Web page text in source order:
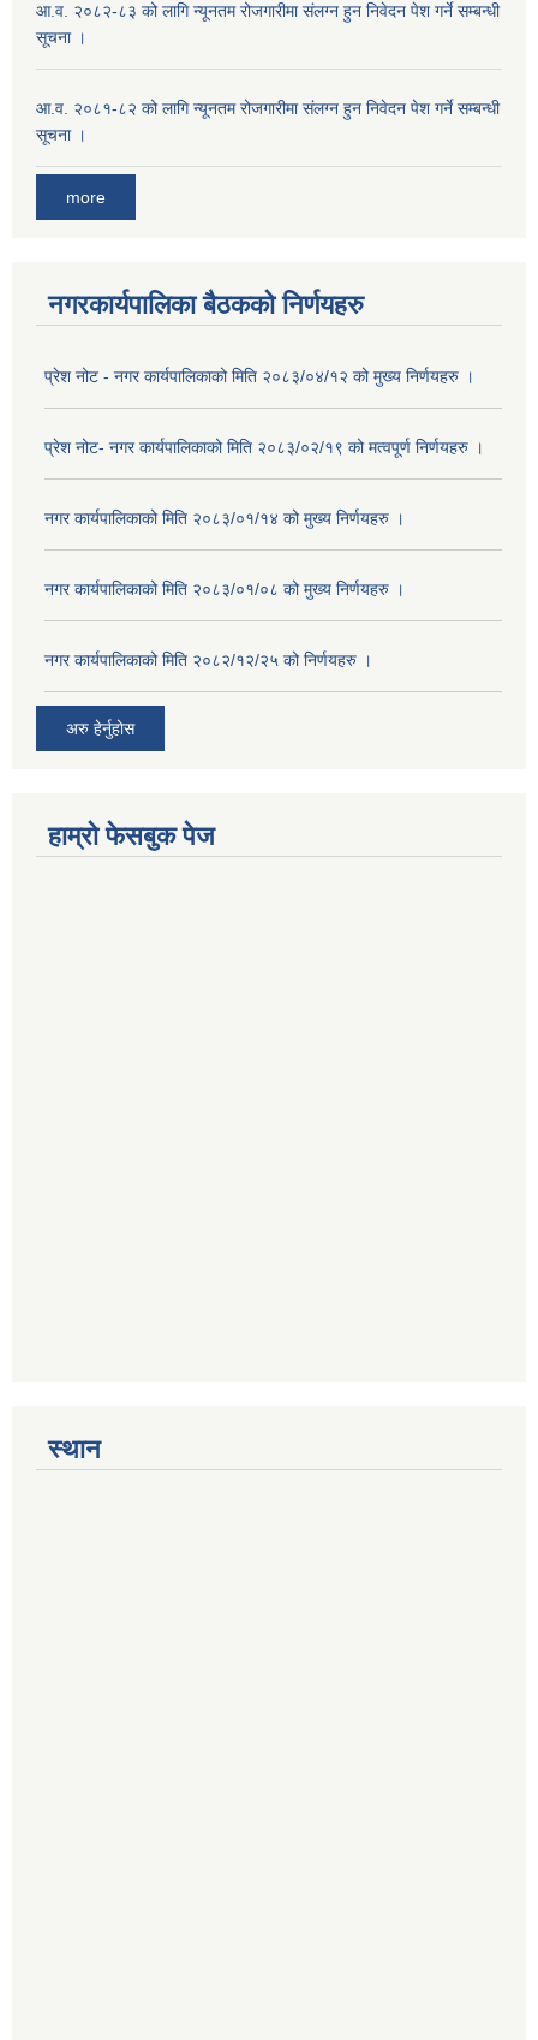
आ.व. २०८२-८३ को लागि न्यूनतम रोजगारीमा संलग्न हुन निवेदन पेश गर्ने सम्बन्धी
सूचना ।
आ.व. २०८१-८२ को लागि न्यूनतम रोजगारीमा संलग्न हुन निवेदन पेश गर्ने सम्बन्धी
सूचना ।
more
नगरकार्यपालिका बैठकको निर्णयहरु
प्रेश नोट - नगर कार्यपालिकाको मिति २०८३/०४/१२ को मुख्य निर्णयहरु ।
प्रेश नोट- नगर कार्यपालिकाको मिति २०८३/०२/१९ को मत्वपूर्ण निर्णयहरु ।
नगर कार्यपालिकाको मिति २०८३/०१/१४ को मुख्य निर्णयहरु ।
नगर कार्यपालिकाको मिति २०८३/०१/०८ को मुख्य निर्णयहरु ।
नगर कार्यपालिकाको मिति २०८२/१२/२५ को निर्णयहरु ।
अरु हेर्नुहोस
हाम्रो फेसबुक पेज
स्थान